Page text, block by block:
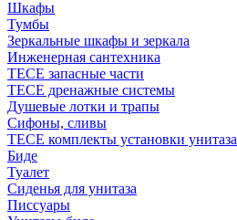
Шкафы
Тумбы
Зеркальные шкафы и зеркала
Инженерная сантехника
TECE запасные части
TECE дренажные системы
Душевые лотки и трапы
Сифоны, сливы
TECE комплекты установки унитаза
Биде
Туалет
Сиденья для унитаза
Писсуары